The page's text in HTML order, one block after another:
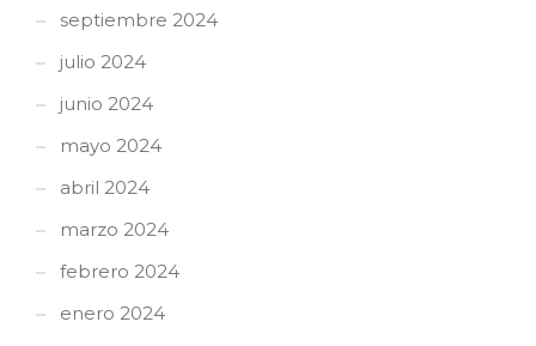
septiembre 2024
julio 2024
junio 2024
mayo 2024
abril 2024
marzo 2024
febrero 2024
enero 2024